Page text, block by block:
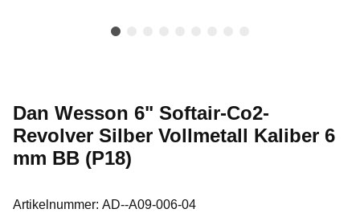
Dan Wesson 6" Softair-Co2-
Revolver Silber Vollmetall Kaliber 6
mm BB (P18)
Artikelnummer: AD--A09-006-04